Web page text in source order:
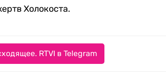
Холокоста.
RTVI в Telegram